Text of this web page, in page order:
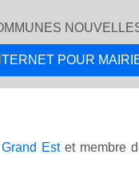
POUR
Grand Estet membre